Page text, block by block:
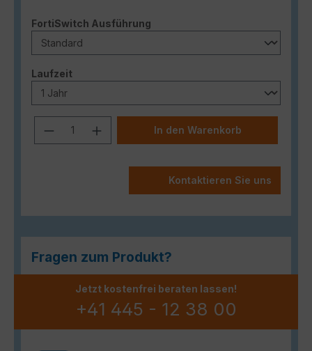
FortiSwitch Ausführung
Laufzeitauswählen
Produkt Anzahl: Gib den
In den Warenkorb
Kontaktieren Sie uns
Fragen zum Produkt?
Jetzt kostenfrei beraten lassen!
+41 445 - 12 38 00